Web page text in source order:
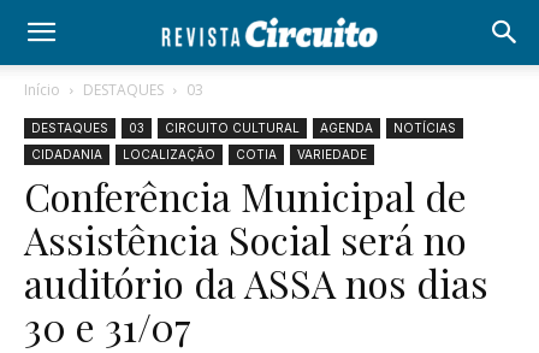
Início DESTAQUES 03
DESTAQUES 03 CIRCUITO CULTURAL AGENDA
NOTÍCIAS
CIDADANIA
LOCALIZAÇÃO COTIA VARIEDADE
Conferência Municipal de
Assistência Social será no
auditório da ASSA nos dias
30 e 31/07